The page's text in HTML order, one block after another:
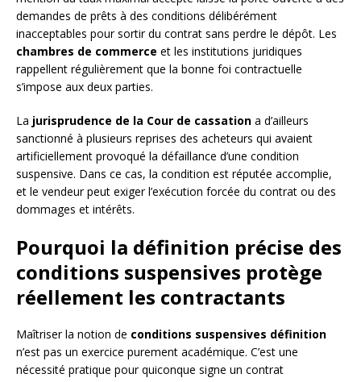
demandes de prêts à des conditions délibérément
inacceptables pour sortir du contrat sans perdre le dépôt. Les
chambres de commerce et les institutions juridiques
rappellent régulièrement que la bonne foi contractuelle
s’impose aux deux parties.
La jurisprudence de la Cour de cassation a d’ailleurs
sanctionné à plusieurs reprises des acheteurs qui avaient
artificiellement provoqué la défaillance d’une condition
suspensive. Dans ce cas, la condition est réputée accomplie,
et le vendeur peut exiger l’exécution forcée du contrat ou des
dommages et intérêts.
Pourquoi la définition précise des
conditions suspensives protège
réellement les contractants
Maîtriser la notion de conditions suspensives définition
n’est pas un exercice purement académique. C’est une
nécessité pratique pour quiconque signe un contrat